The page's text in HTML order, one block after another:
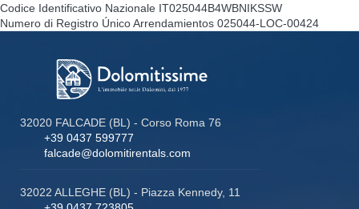
Codice Identificativo Nazionale IT025044B4WBNIKSSW
Numero di Registro Único Arrendamientos 025044-LOC-00424
32020 FALCADE (BL) - Corso Roma 76
+39 0437 599777
falcade@dolomitirentals.com
32022 ALLEGHE (BL) - Piazza Kennedy, 11